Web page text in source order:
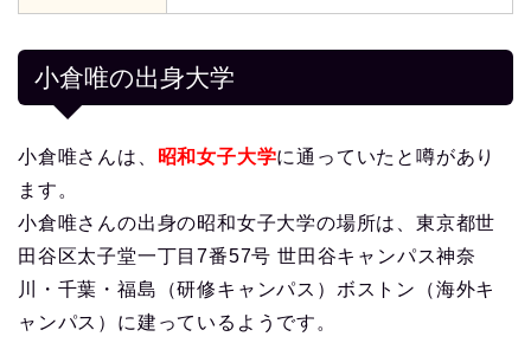
小倉唯の出身大学
小倉唯さんは、 昭和女子大学に通っていたと噂があり
ます。
小倉唯さんの出身の昭和女子大学の場所は、東京都世
田谷区太子堂一丁目7番57号 世田谷キャンパス神奈
川・千葉・福島（研修キャンパス）ボストン（海外キ
ャンパス）に建っているようです。